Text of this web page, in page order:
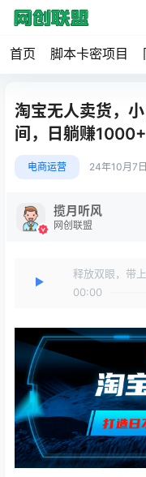
首页 脚本卡密项目
淘宝无人卖货，
间，日躺赚1000+
电商运营 24年10月7日
揽月听风
网创联盟
释放双眼，带
00:00